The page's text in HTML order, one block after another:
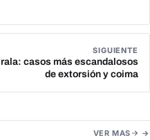
SIGUIENTE
casos más escandalosos
de extorsión y coima
VER MAS